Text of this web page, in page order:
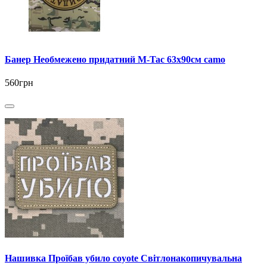
Банер Необмежено придатний M-Tac 63x90см camo
560грн
Нашивка Проїбав убило coyote Світлонакопичувальна